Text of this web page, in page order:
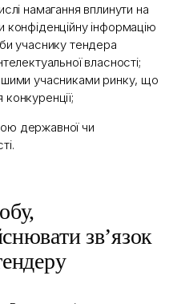
намагання вплинути на
інформацію
учаснику тендера
власності;
учасниками ринку, що
державної чи
зв’язок